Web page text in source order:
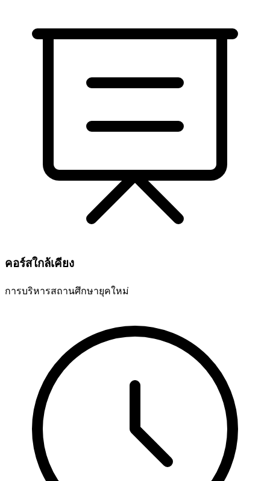
คอร์สใกล้เคียง
การบริหารสถานศึกษายุคใหม่